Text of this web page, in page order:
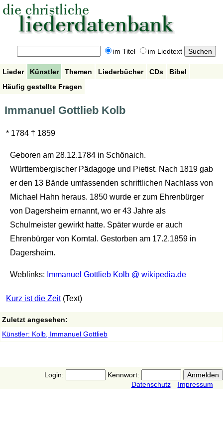
im Titel im Liedtext
Lieder Künstler Themen Liederbücher CDs
Bibel
Häufig gestellte Fragen
Immanuel Gottlieb Kolb
* 1784 † 1859
Geboren am 28.12.1784 in Schönaich.
Württembergischer Pädagoge und Pietist. Nach 1819 gab
er den 13 Bände umfassenden schriftlichen Nachlass von
Michael Hahn heraus. 1850 wurde er zum Ehrenbürger
von Dagersheim ernannt, wo er 43 Jahre als
Schulmeister gewirkt hatte. Später wurde er auch
Ehrenbürger von Korntal. Gestorben am 17.2.1859 in
Dagersheim.
Weblinks: Immanuel Gottlieb Kolb @ wikipedia.de
Kurz ist die Zeit (Text)
Zuletzt angesehen:
Künstler: Kolb, Immanuel Gottlieb
Login:
Kennwort:
Datenschutz
Impressum